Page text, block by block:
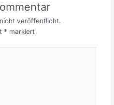
veröffentlicht.
* markiert